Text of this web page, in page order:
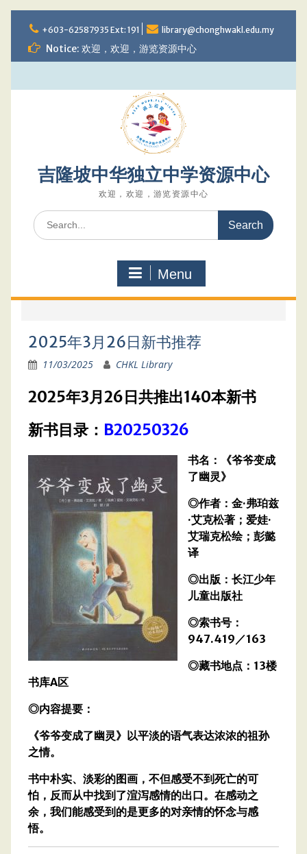
to
content
+603-62587935 Ext: 191 library@chonghwakl.edu.my
Notice: 欢迎，欢迎，游览资源中心
吉隆坡中华独立中学资源中心
欢迎，欢迎，游览资源中心
Search
for:
Menu
2025年3月26日新书推荐
11/03/2025 CHKL Library
2025年3月26日共推出140本新书
新书目录： B20250326
书名：《爷爷变成
了幽灵》
◎作者：金·弗珀兹
·艾克松著；爱娃·
艾瑞克松绘；彭懿
译
◎出版：长江少年
儿童出版社
◎索书号：
947.419／163
◎藏书地点：13楼
书库A区
◎内容提要：
《爷爷变成了幽灵》以平淡的语气表达浓浓的祖孙
之情。
书中朴实、淡彩的图画，不但感受不到死亡的可
怕，反而从中找到了渲泻感情的出口。在感动之
余，我们能感受到的是更多的对亲情的怀念与感
悟。